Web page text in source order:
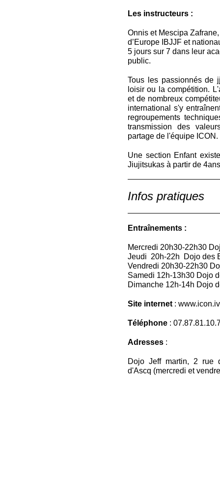
Les instructeurs :
Onnis et Mescipa
d’Europe IBJJF et
5 jours sur 7 dans leur
public.
Tous les passionnés de
loisir ou la compétition.
et de nombreux
international s'y
regroupements
transmission des
partage de l'équipe ICON.
Une section Enfant
Jiujitsukas à partir de
Infos pratiques
Entraînements :
Mercredi 20h30-
Jeudi 20h-22h Dojo des
Vendredi 20h30-22h30
Samedi 12h-13h30 Dojo
Dimanche 12h-14h Dojo
Site internet :
Téléphone :
Adresses :
Dojo Jeff martin, 2 rue
d'Ascq (mercredi et